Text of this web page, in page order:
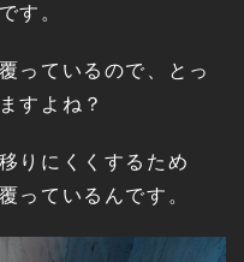
す。
っているので、とっ
すよね？
りにくくするため
っているんです。